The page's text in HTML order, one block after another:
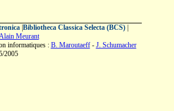
| Bibliotheca Classica Selecta (BCS)|
Meurant
informatiques : B. Maroutaeff- J. Schumacher
2005